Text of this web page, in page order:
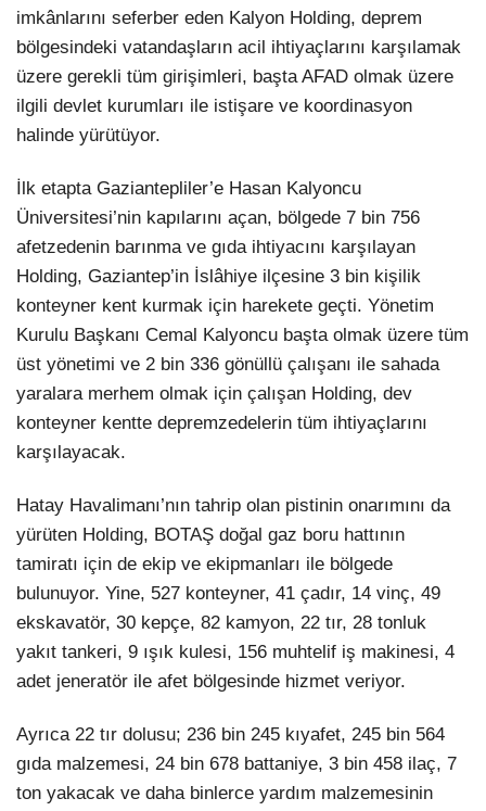
imkânlarını seferber eden Kalyon Holding, deprem
bölgesindeki vatandaşların acil ihtiyaçlarını karşılamak
üzere gerekli tüm girişimleri, başta AFAD olmak üzere
ilgili devlet kurumları ile istişare ve koordinasyon
halinde yürütüyor.
İlk etapta Gaziantepliler’e Hasan Kalyoncu
Üniversitesi’nin kapılarını açan, bölgede 7 bin 756
afetzedenin barınma ve gıda ihtiyacını karşılayan
Holding, Gaziantep’in İslâhiye ilçesine 3 bin kişilik
konteyner kent kurmak için harekete geçti. Yönetim
Kurulu Başkanı Cemal Kalyoncu başta olmak üzere tüm
üst yönetimi ve 2 bin 336 gönüllü çalışanı ile sahada
yaralara merhem olmak için çalışan Holding, dev
konteyner kentte depremzedelerin tüm ihtiyaçlarını
karşılayacak.
Hatay Havalimanı’nın tahrip olan pistinin onarımını da
yürüten Holding, BOTAŞ doğal gaz boru hattının
tamiratı için de ekip ve ekipmanları ile bölgede
bulunuyor. Yine, 527 konteyner, 41 çadır, 14 vinç, 49
ekskavatör, 30 kepçe, 82 kamyon, 22 tır, 28 tonluk
yakıt tankeri, 9 ışık kulesi, 156 muhtelif iş makinesi, 4
adet jeneratör ile afet bölgesinde hizmet veriyor.
Ayrıca 22 tır dolusu; 236 bin 245 kıyafet, 245 bin 564
gıda malzemesi, 24 bin 678 battaniye, 3 bin 458 ilaç, 7
ton yakacak ve daha binlerce yardım malzemesinin